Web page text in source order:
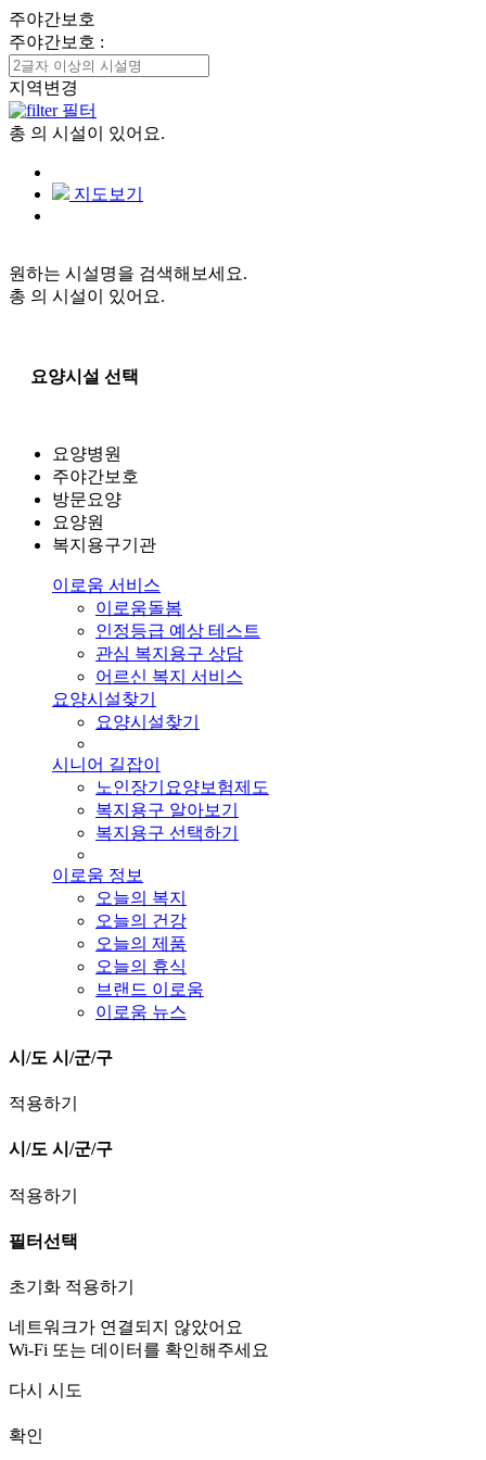
주야간보호
주야간보호 :
지역변경
필터
총 의 시설이 있어요.
지도보기
원하는 시설명을 검색해보세요.
총 의 시설이 있어요.
요양시설 선택
요양병원
주야간보호
방문요양
요양원
복지용구기관
이로움 서비스
이로움돌봄
인정등급 예상 테스트
관심 복지용구 상담
어르신 복지 서비스
요양시설찾기
요양시설찾기
시니어 길잡이
노인장기요양보험제도
복지용구 알아보기
복지용구 선택하기
이로움 정보
오늘의 복지
오늘의 건강
오늘의 제품
오늘의 휴식
브랜드 이로움
이로움 뉴스
시/도 시/군/구
적용하기
시/도 시/군/구
적용하기
필터선택
초기화 적용하기
네트워크가 연결되지 않았어요
Wi-Fi 또는 데이터를 확인해주세요
다시 시도
확인